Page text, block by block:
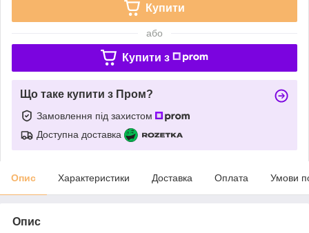
Купити
або
Купити з
Що таке купити з Пром?
Замовлення під захистом
Доступна доставка
Опис Характеристики Доставка Оплата Умови
Опис